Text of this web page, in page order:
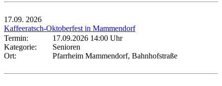
17.09. 2026
Kaffeeratsch-Oktoberfest in Mammendorf
Termin:
17.09.2026 14:00 Uhr
Kategorie:
Senioren
Ort:
Pfarrheim Mammendorf, Bahnhofstraße